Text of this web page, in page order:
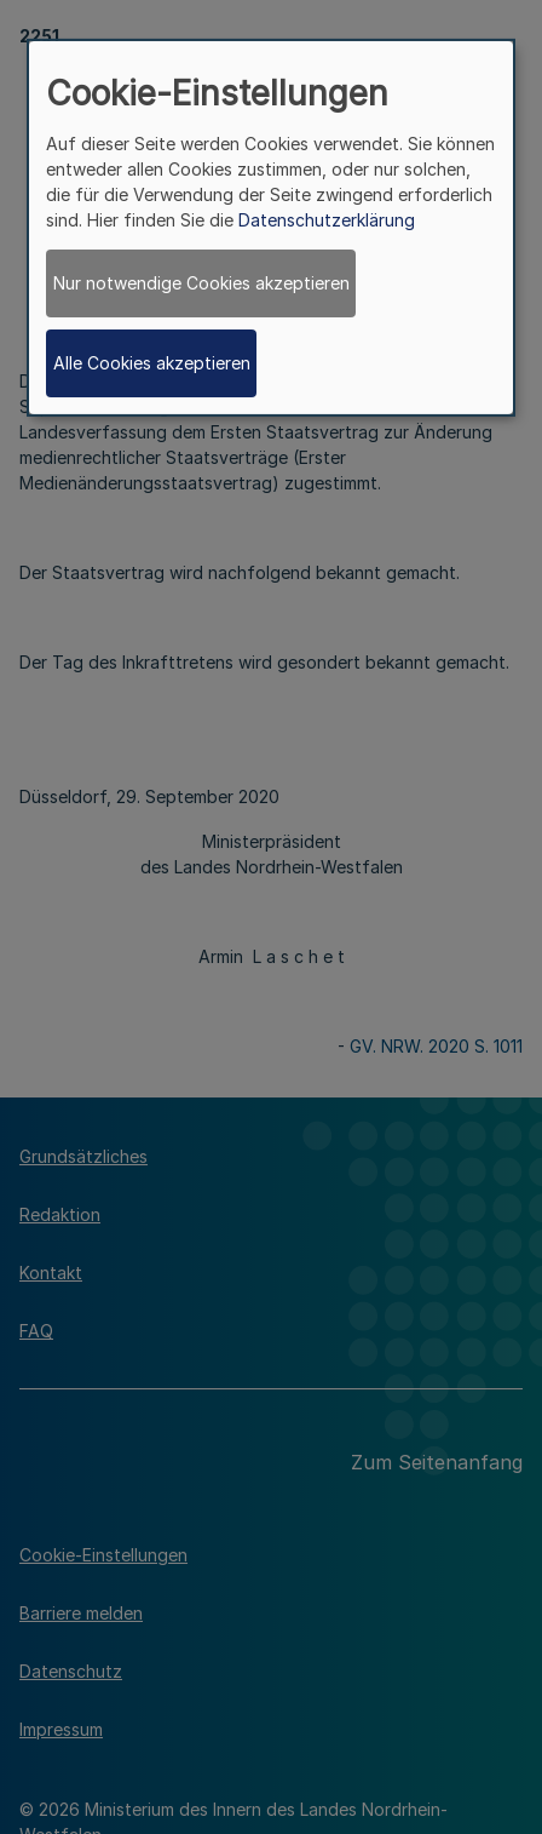
2251
Bekanntmachung
des Ersten Staatsvertrages zur Änderung
(Erster Medienänderungsstaatsvertrag)
Vom 29. September 2020
Der Landtag Nordrhein-Westfalen hat in seiner Sitzung am 17.
September 2020 gemäß Artikel 66 Satz 2 der
Landesverfassung dem Ersten Staatsvertrag zur Änderung
medienrechtlicher Staatsverträge (Erster
Medienänderungsstaatsvertrag) zugestimmt.
Der Staatsvertrag wird nachfolgend bekannt gemacht.
Der Tag des Inkrafttretens wird gesondert bekannt gemacht.
Düsseldorf, 29. September 2020
Ministerpräsident
des Landes Nordrhein-Westfalen
Armin L a s c h e t
- GV. NRW. 2020 S. 1011
Grundsätzliches
Redaktion
Kontakt
FAQ
Zum Seitenanfang
© 2026 Ministerium des Innern des Landes Nordrhein-
Cookie-Einstellungen
Barriere melden
Datenschutz
Impressum
Cookie-Einstellungen
Auf dieser Seite werden Cookies verwendet. Sie können
entweder allen Cookies zustimmen, oder nur solchen,
die für die Verwendung der Seite zwingend erforderlich
sind. Hier finden Sie die Datenschutzerklärung
Nur notwendige Cookies akzeptieren
Alle Cookies akzeptieren